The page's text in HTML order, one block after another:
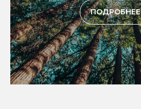
ПОДРОБНЕЕ